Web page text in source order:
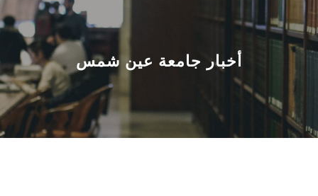
عن الجامعة
القطاعـات
الشئون الأكاديمية
البحث العلمي
أخبار جامعة عين شمس